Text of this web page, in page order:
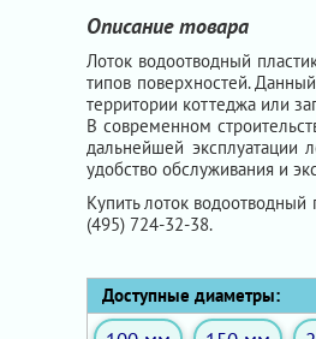
Описание товара
Лоток водоотводный
типов поверхностей.
территории коттеджа или
В современном
дальнейшей эксплуатации
удобство обслуживания и
Купить лоток
(495) 724-32-38.
Доступные диаметры: